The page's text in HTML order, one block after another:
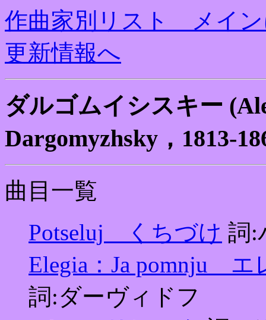
作曲家別リスト メイン
更新情報へ
ダルゴムイシスキー
Dargomyzhsky，1813-
曲目一覧
Potseluj くちづけ 詞:
Elegia：Ja pomnju エ
詞:ダーヴィドフ